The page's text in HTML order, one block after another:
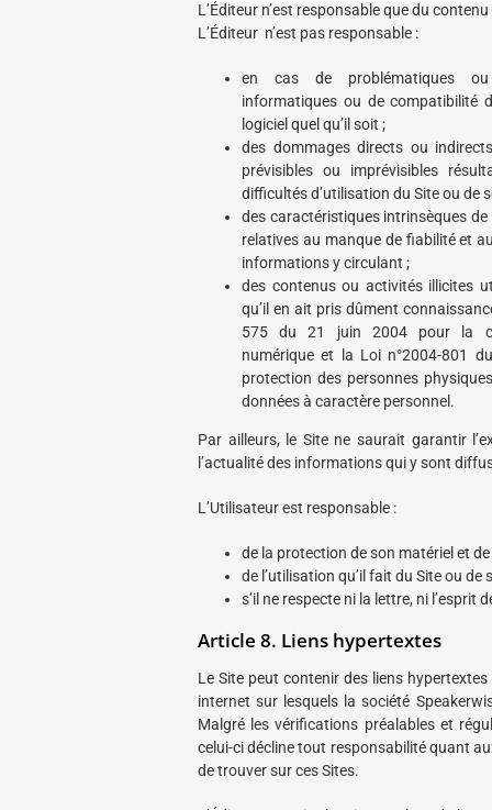
L’Éditeur n’est responsable que du
L’Éditeur n’est pas responsable :
en cas de problématiques ou
informatiques ou de compatibilité
logiciel quel qu’il soit ;
des dommages directs ou
prévisibles ou imprévisibles
difficultés d’utilisation du Site ou de
des caractéristiques intrinsèques
relatives au manque de fiabilité et
informations y circulant ;
des contenus ou activités illicites
qu’il en ait pris dûment
575 du 21 juin 2004 pour la
numérique et la Loi n°2004-801
protection des personnes
données à caractère personnel.
Par ailleurs, le Site ne saurait garantir
l’actualité des informations qui y sont
L’Utilisateur est responsable :
de la protection de son matériel et
de l’utilisation qu’il fait du Site ou de
s’il ne respecte ni la lettre, ni l’esprit
Article 8. Liens hypertextes
Le Site peut contenir des liens
internet sur lesquels la société
Malgré les vérifications préalables et
celui-ci décline tout responsabilité quant
de trouver sur ces Sites.